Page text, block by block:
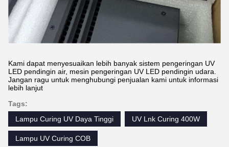
Kami dapat menyesuaikan lebih banyak sistem pengeringan UV
LED pendingin air, mesin pengeringan UV LED pendingin udara.
Jangan ragu untuk menghubungi penjualan kami untuk informasi
lebih lanjut
Tags:
Lampu Curing UV Daya Tinggi
UV Lnk Curing 400W
Lampu UV Curing COB